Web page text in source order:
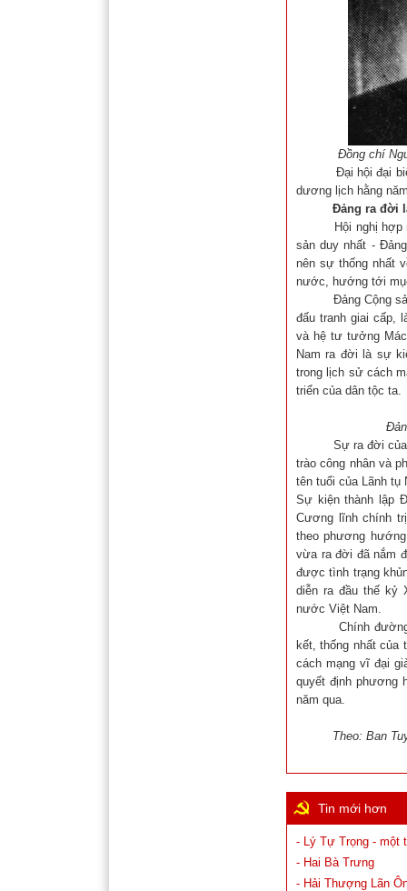
Đồng chí
Đại hội đại biểu
dương lịch hằng
Đảng ra đời
Hội nghị hợp
sản duy nhất -
nên sự thống nhất
nước, hướng tới
Đảng Cộng sản
đấu tranh giai cấp,
và hệ tư tưởng
Nam ra đời là sự
trong lịch sử cách
triển của dân tộc ta.
Sự ra đời của
trào công nhân và
tên tuổi của Lãnh tụ
Sự kiện thành lập
Cương lĩnh chính
theo phương
vừa ra đời đã nắm
được tình trạng
diễn ra đầu thế kỷ
nước Việt Nam.
Chính đường lối
kết, thống nhất của
cách mạng vĩ đại
quyết định phương
năm qua.
Theo: Ban
Tin mới hơn
- Lý Tự Trọng - một
- Hai Bà Trưng
- Hải Thượng Lãn